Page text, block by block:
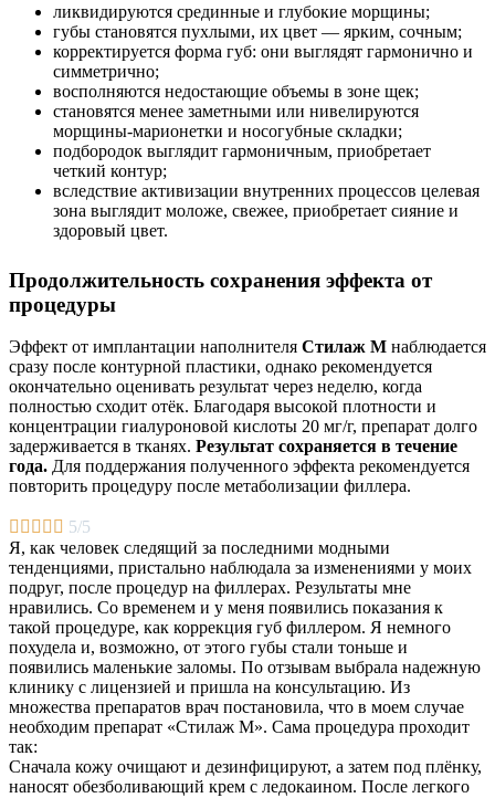
ликвидируются срединные и глубокие морщины;
губы становятся пухлыми, их цвет — ярким, сочным;
корректируется форма губ: они выглядят гармонично и
симметрично;
восполняются недостающие объемы в зоне щек;
становятся менее заметными или нивелируются
морщины-марионетки и носогубные складки;
подбородок выглядит гармоничным, приобретает
четкий контур;
вследствие активизации внутренних процессов целевая
зона выглядит моложе, свежее, приобретает сияние и
здоровый цвет.
Продолжительность сохранения эффекта от
процедуры
Эффект от имплантации наполнителя Стилаж М наблюдается
сразу после контурной пластики, однако рекомендуется
окончательно оценивать результат через неделю, когда
полностью сходит отёк. Благодаря высокой плотности и
концентрации гиалуроновой кислоты 20 мг/г, препарат долго
задерживается в тканях. Результат сохраняется в течение
года. Для поддержания полученного эффекта рекомендуется
повторить процедуру после метаболизации филлера.
     5/5
Я, как человек следящий за последними модными
тенденциями, пристально наблюдала за изменениями у моих
подруг, после процедур на филлерах. Результаты мне
нравились. Со временем и у меня появились показания к
такой процедуре, как коррекция губ филлером. Я немного
похудела и, возможно, от этого губы стали тоньше и
появились маленькие заломы. По отзывам выбрала надежную
клинику с лицензией и пришла на консультацию. Из
множества препаратов врач постановила, что в моем случае
необходим препарат «Стилаж М». Сама процедура проходит
так:
Сначала кожу очищают и дезинфицируют, а затем под плёнку,
наносят обезболивающий крем с ледокаином. После легкого